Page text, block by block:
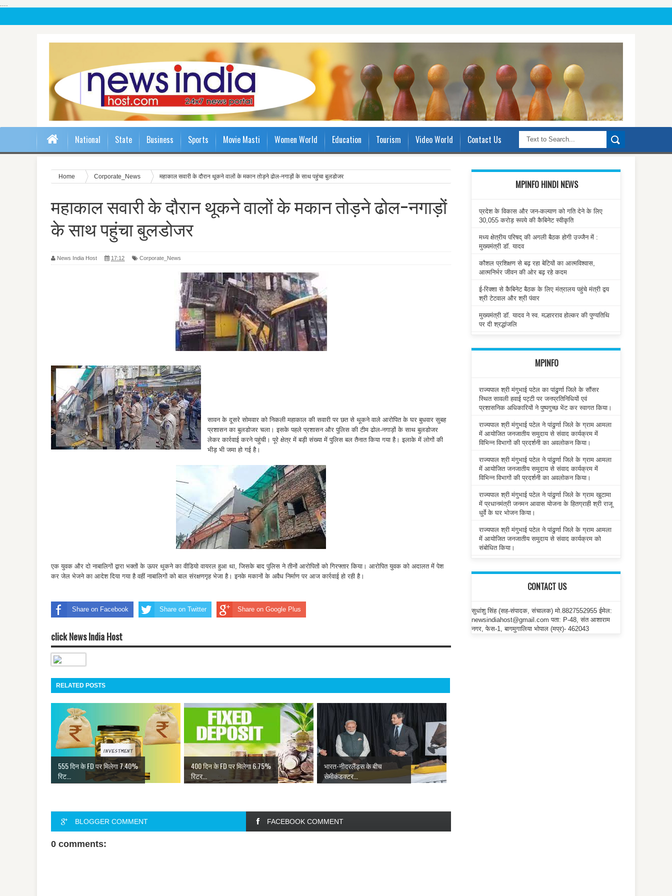
....
National State Business Sports Movie Masti Women World Education Tourism Video World Contact Us
Home Corporate_News महाकाल सवारी के दौरान थूकने वालों के मकान तोड़ने ढोल-नगाड़ों के साथ पहुंचा बुलडोजर
महाकाल सवारी के दौरान थूकने वालों के मकान तोड़ने ढोल-नगाड़ों
के साथ पहुंचा बुलडोजर
News India Host 17:12 Corporate_News
सावन के दूसरे सोमवार को निकली महाकाल की सवारी पर छत से थूकने वाले आरोपित के घर बुधवार सुबह
प्रशासन का बुलडोजर चला। इसके पहले प्रशासन और पुलिस की टीम ढोल-नगाड़ों के साथ बुलडोजर
लेकर कार्रवाई करने पहुंची। पूरे क्षेत्र में बड़ी संख्या में पुलिस बल तैनात किया गया है। इलाके में लोगों की
भीड़ भी जमा हो गई है।
एक युवक और दो नाबालिगों द्वारा भक्तों के ऊपर थूकने का वीडियो वायरल हुआ था, जिसके बाद पुलिस ने तीनों आरोपितों को गिरफ्तार किया। आरोपित युवक को अदालत में पेश
कर जेल भेजने का आदेश दिया गया है वहीं नाबालिगों को बाल संरक्षणगृह भेजा है। इनके मकानों के अवैध निर्माण पर आज कार्रवाई हो रही है।
Share on Facebook Share on Twitter Share on Google Plus
click News India Host
RELATED POSTS
555 दिन के FD पर मिलेगा 7.40%
रिट...
400 दिन के FD पर मिलेगा 6.75%
रिटर...
भारत-नीदरलैंड्स के बीच
सेमीकंडक्टर...
BLOGGER COMMENT FACEBOOK COMMENT
0 comments:
MPINFO HINDI NEWS
प्रदेश के विकास और जन-कल्याण को गति देने के लिए
30,055 करोड़ रूपये की कैबिनेट स्वीकृति
मध्य क्षेत्रीय परिषद् की अगली बैठक होगी उज्जैन में :
मुख्यमंत्री डॉ. यादव
कौशल प्रशिक्षण से बढ़ रहा बेटियों का आत्मविश्वास,
आत्मनिर्भर जीवन की ओर बढ़ रहे कदम
ई-रिक्शा से कैबिनेट बैठक के लिए मंत्रालय पहुंचे मंत्री द्वय
श्री टेटवाल और श्री पंवार
मुख्यमंत्री डॉ. यादव ने स्व. मल्हारराव होल्कर की पुण्यतिथि
पर दी श्रद्धांजलि
MPINFO
राज्यपाल श्री मंगुभाई पटेल का पांढुर्णा जिले के सौंसर
स्थित सावली हवाई पट्टी पर जनप्रतिनिधियों एवं
प्रशासनिक अधिकारियों ने पुष्पगुच्छ भेंट कर स्वागत किया।
राज्यपाल श्री मंगुभाई पटेल ने पांढुर्णा जिले के ग्राम आमला
में आयोजित जनजातीय समुदाय से संवाद कार्यक्रम में
विभिन्न विभागों की प्रदर्शनी का अवलोकन किया।
राज्यपाल श्री मंगुभाई पटेल ने पांढुर्णा जिले के ग्राम आमला
में आयोजित जनजातीय समुदाय से संवाद कार्यक्रम में
विभिन्न विभागों की प्रदर्शनी का अवलोकन किया।
राज्यपाल श्री मंगुभाई पटेल ने पांढुर्णा जिले के ग्राम खुटामा
में प्रधानमंत्री जनमन आवास योजना के हितग्राही श्री राजू
धुर्वे के घर भोजन किया।
राज्यपाल श्री मंगुभाई पटेल ने पांढुर्णा जिले के ग्राम आमला
में आयोजित जनजातीय समुदाय से संवाद कार्यक्रम को
संबोधित किया।
CONTACT US
सुधांशु सिंह (सह-संपादक, संचालक) मो.8827552955 ईमेल:
newsindiahost@gmail.com पता: P-48, संत आशाराम
नगर, फेस-1, बागमुगालिया भोपाल (मप्र)- 462043